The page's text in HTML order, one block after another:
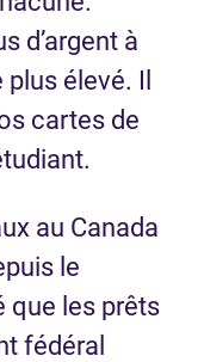
d’argent à
plus élevé. Il
cartes de
au Canada
le
que les prêts
fédéral